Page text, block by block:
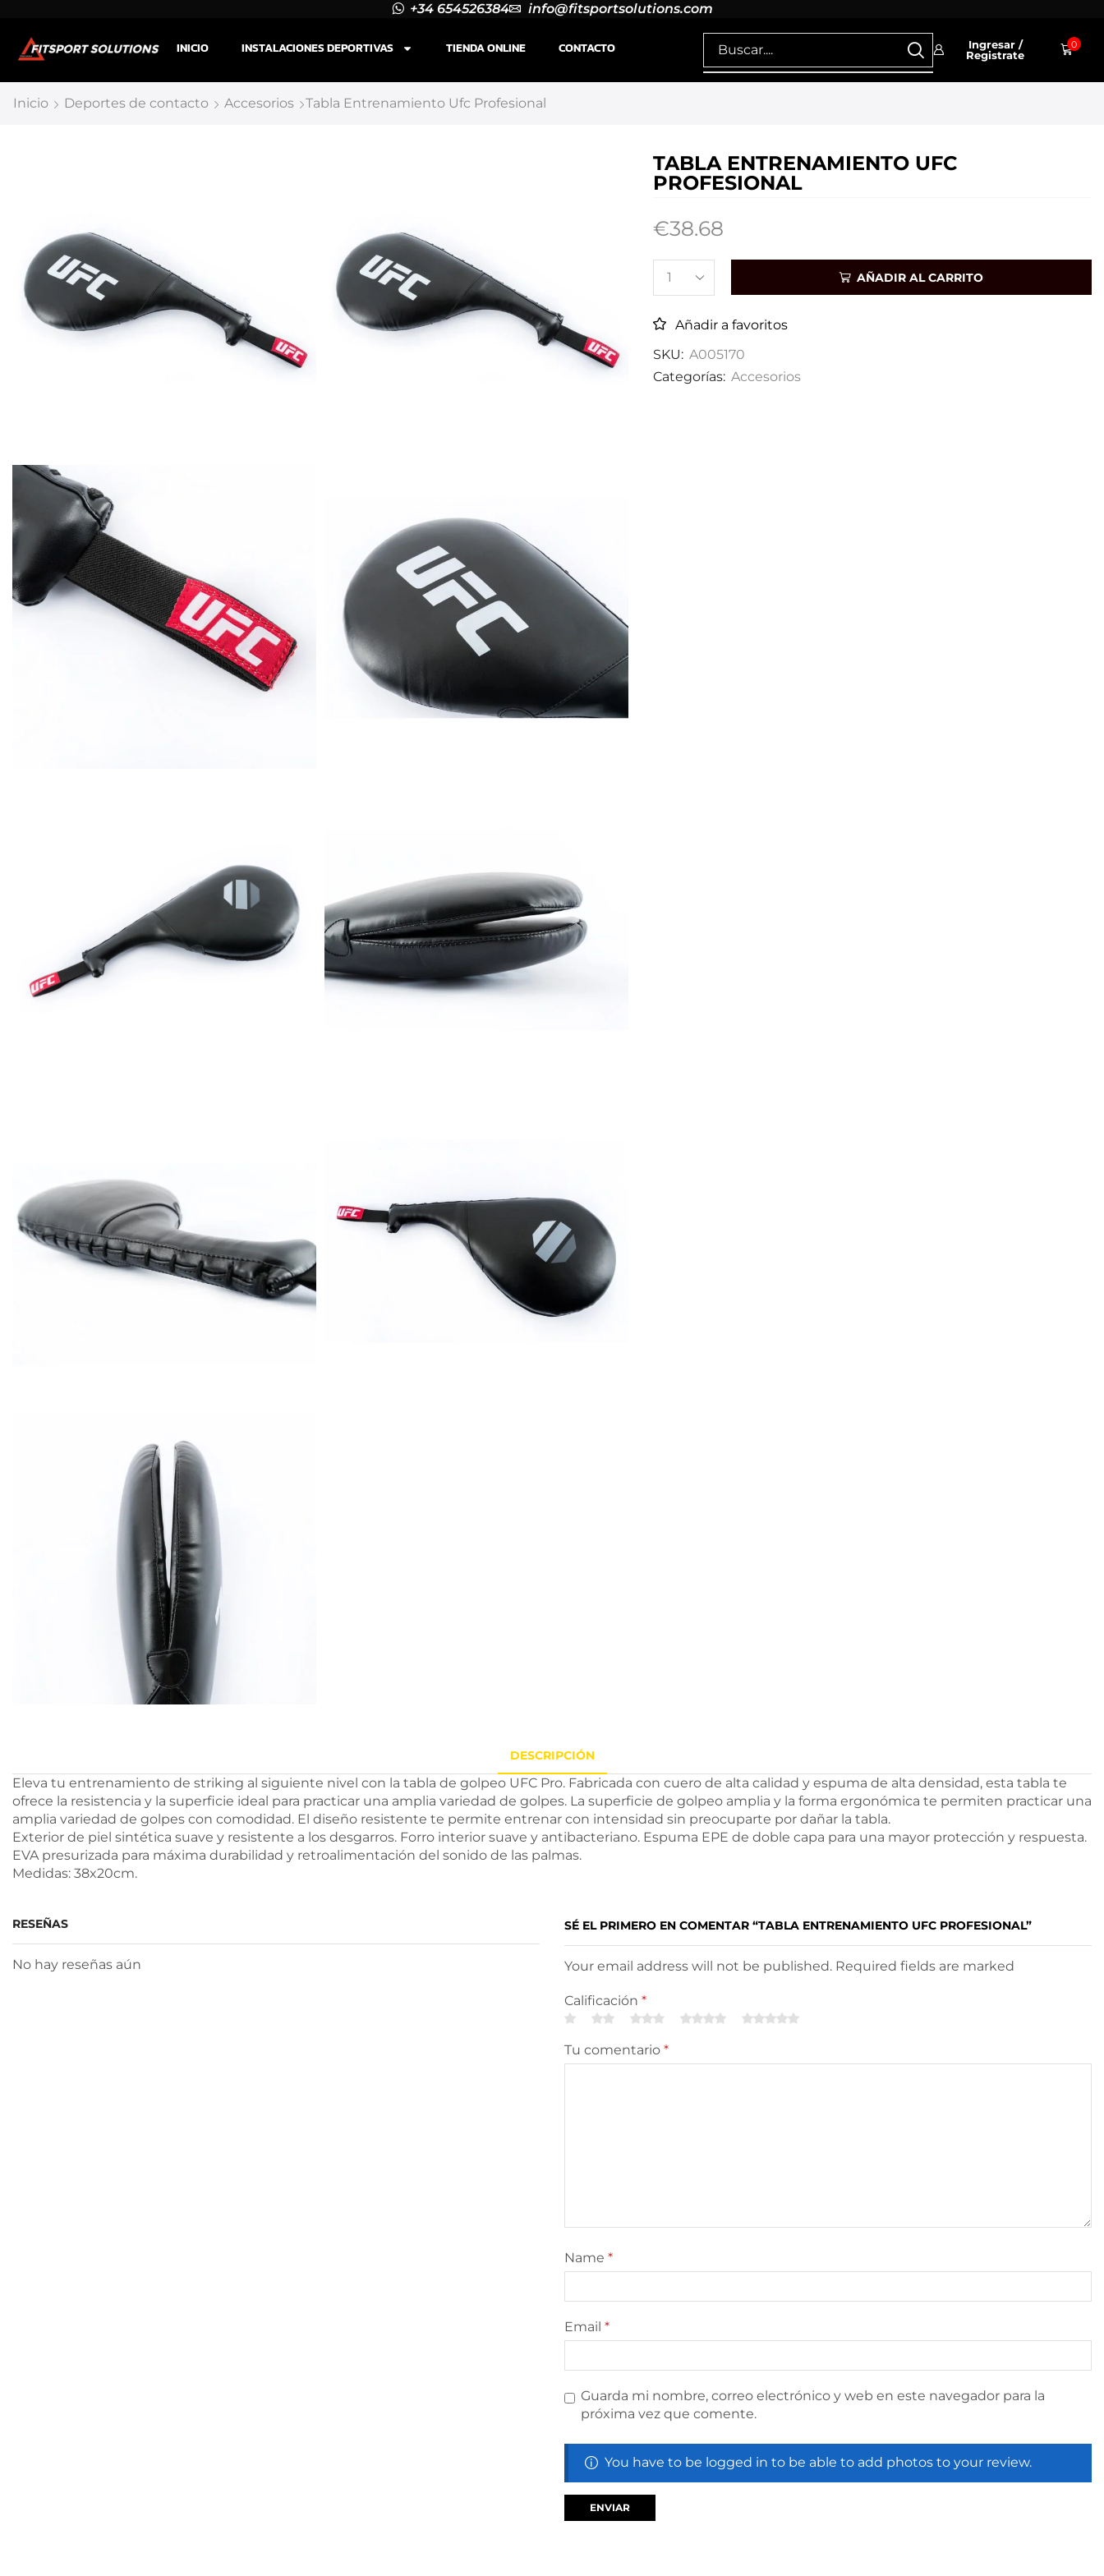
+34 654526384 info@fitsportsolutions.com
INICIO INSTALACIONES DEPORTIVAS TIENDA ONLINE CONTACTO
Ingresar /
Registrate
0
Inicio Deportes de contacto Accesorios Tabla Entrenamiento Ufc Profesional
TABLA ENTRENAMIENTO UFC
PROFESIONAL
€38.68
AÑADIR AL CARRITO
Añadir a favoritos
SKU: A005170
Categorías: Accesorios
DESCRIPCIÓN
Eleva tu entrenamiento de striking al siguiente nivel con la tabla de golpeo UFC Pro. Fabricada con cuero de alta calidad y espuma de alta densidad, esta tabla te
ofrece la resistencia y la superficie ideal para practicar una amplia variedad de golpes. La superficie de golpeo amplia y la forma ergonómica te permiten practicar una
amplia variedad de golpes con comodidad. El diseño resistente te permite entrenar con intensidad sin preocuparte por dañar la tabla.
Exterior de piel sintética suave y resistente a los desgarros. Forro interior suave y antibacteriano. Espuma EPE de doble capa para una mayor protección y respuesta.
EVA presurizada para máxima durabilidad y retroalimentación del sonido de las palmas.
Medidas: 38x20cm.
RESEÑAS
No hay reseñas aún
SÉ EL PRIMERO EN COMENTAR “TABLA ENTRENAMIENTO UFC PROFESIONAL”
Your email address will not be published. Required fields are marked
Calificación *
Tu comentario *
Name *
Email *
Guarda mi nombre, correo electrónico y web en este navegador para la
próxima vez que comente.
You have to be logged in to be able to add photos to your review.